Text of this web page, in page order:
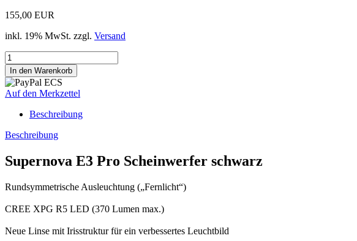
155,00 EUR
inkl. 19% MwSt. zzgl. Versand
Auf den Merkzettel
Beschreibung
Beschreibung
Supernova E3 Pro Scheinwerfer schwarz
Rundsymmetrische Ausleuchtung („Fernlicht“)
CREE XPG R5 LED (370 Lumen max.)
Neue Linse mit Irisstruktur für ein verbessertes Leuchtbild